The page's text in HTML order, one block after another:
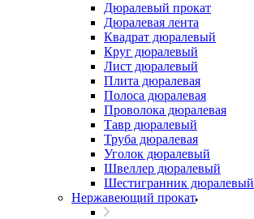
Дюралевый прокат
Дюралевая лента
Квадрат дюралевый
Круг дюралевый
Лист дюралевый
Плита дюралевая
Полоса дюралевая
Проволока дюралевая
Тавр дюралевый
Труба дюралевая
Уголок дюралевый
Швеллер дюралевый
Шестигранник дюралевый
Нержавеющий прокат